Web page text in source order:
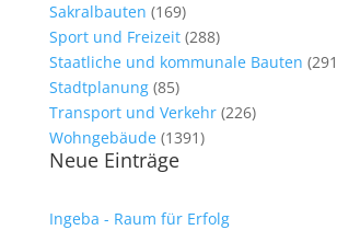
Sakralbauten (169)
Sport und Freizeit(288)
Staatliche und kommunale Bauten
Stadtplanung(85)
Transport und Verkehr(226)
Wohngebäude(1391)
Neue Einträge
Ingeba - Raum für Erfolg